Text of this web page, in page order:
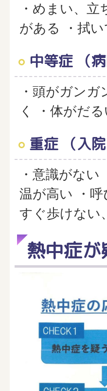
・めまい、
がある ・拭
中等症 （
・頭がガン
く ・体がだる
重症 （入
・意識がな
温が高い ・
すぐ歩けない
熱中症